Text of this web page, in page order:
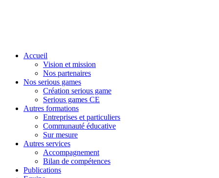
Accueil
Vision et mission
Nos partenaires
Nos serious games
Création serious game
Serious games CE
Autres formations
Entreprises et particuliers
Communauté éducative
Sur mesure
Autres services
Accompagnement
Bilan de compétences
Publications